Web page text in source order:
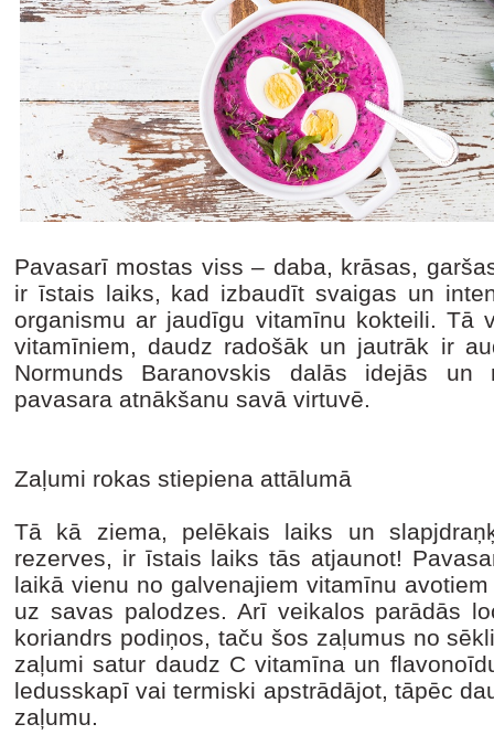
Pavasarī mostas viss – daba, krāsas,
ir īstais laiks, kad izbaudīt svaigas un
organismu ar jaudīgu vitamīnu kokteili. Tā
vitamīniem, daudz radošāk un jautrāk ir
Normunds Baranovskis dalās idejās
pavasara atnākšanu savā virtuvē.
Zaļumi rokas stiepiena attālumā
Tā kā ziema, pelēkais laiks un
rezerves, ir īstais laiks tās atjaunot!
laikā vienu no galvenajiem vitamīnu
uz savas palodzes. Arī veikalos parādās
koriandrs podiņos, taču šos zaļumus no
zaļumi satur daudz C vitamīna un
ledusskapī vai termiski apstrādājot, tāpēc
zaļumu.